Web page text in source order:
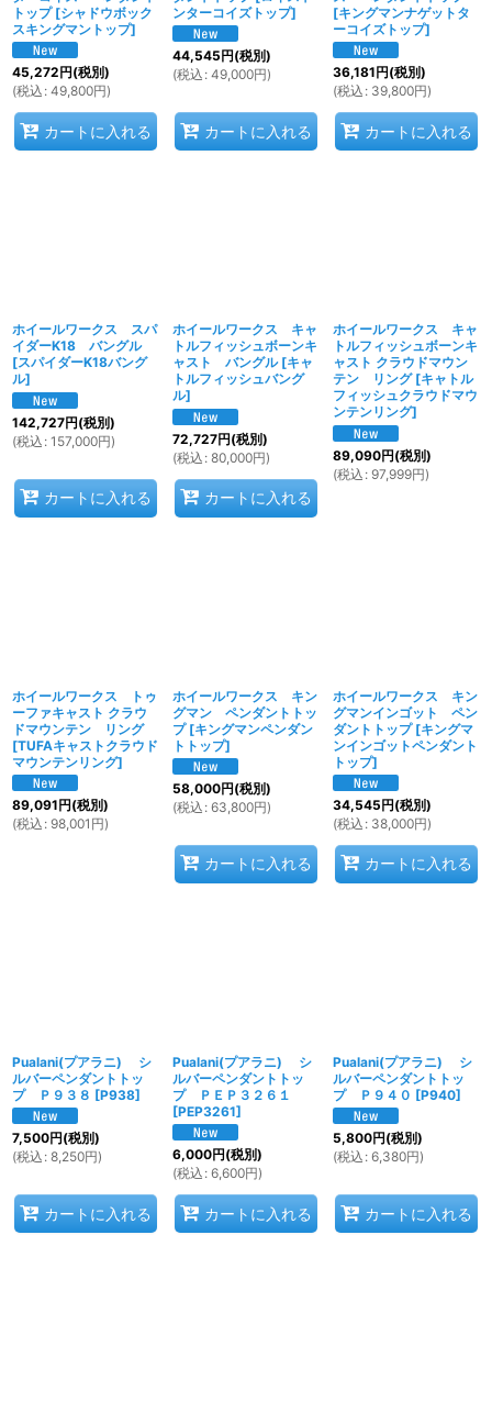
トップ [シャドウボック
スキングマントップ]
45,272円(税別)
(税込 : 49,800円)
カートに入れる
ンターコイズトップ]
44,545円(税別)
(税込 : 49,000円)
カートに入れる
[キングマンナゲットタ
ーコイズトップ]
36,181円(税別)
(税込 : 39,800円)
カートに入れる
ホイールワークス スパ
イダーK18 バングル
[スパイダーK18バング
ル]
142,727円(税別)
(税込 : 157,000円)
カートに入れる
ホイールワークス キャ
トルフィッシュボーンキ
ャスト バングル [キャ
トルフィッシュバング
ル]
72,727円(税別)
(税込 : 80,000円)
カートに入れる
ホイールワークス キャ
トルフィッシュボーンキ
ャスト クラウドマウン
テン リング [キャトル
フィッシュクラウドマウ
ンテンリング]
89,090円(税別)
(税込 : 97,999円)
ホイールワークス トゥ
ーファキャスト クラウ
ドマウンテン リング
[TUFAキャストクラウド
マウンテンリング]
89,091円(税別)
(税込 : 98,001 円)
ホイールワークス キン
グマン ペンダントトッ
プ [キングマンペンダン
トトップ]
58,000円(税別)
(税込 : 63,800円)
カートに入れる
ホイールワークス キン
グマンインゴット ペン
ダントトップ [キングマ
ンインゴットペンダント
トップ]
34,545円(税別)
(税込 : 38,000円)
カートに入れる
Pualani(プアラニ) シ
ルバーペンダントトッ
プ Ｐ９３８ [P938]
7,500円(税別)
(税込 : 8,250円)
カートに入れる
Pualani(プアラニ) シ
ルバーペンダントトッ
プ ＰＥＰ３２６１
[PEP3261]
6,000円(税別)
(税込 : 6,600円)
カートに入れる
Pualani(プアラニ) シ
ルバーペンダントトッ
プ Ｐ９４０ [P940]
5,800円(税別)
(税込 : 6,380円)
カートに入れる